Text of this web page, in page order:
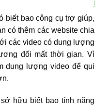
biết bao công cụ trợ giúp,
có thêm các website chia
các video có dung lượng
đối mất thời gian. Vì
dung lượng video để qui
hữu biết bao tính năng